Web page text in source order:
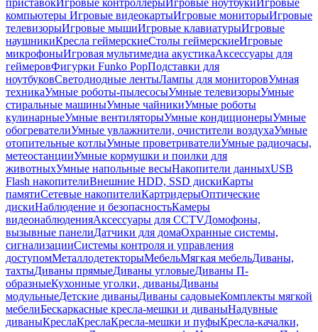
приставокИгровые контроллерыИгровые ноутбукиИгровые
компьютеры Игровые видеокартыИгровые мониторыИгровые
телевизорыИгровые мышиИгровые клавиатурыИгровые
наушникиКресла геймерскиеСтолы геймерскиеИгровые
микрофоныИгровая мультимедиа акустикаАксессуары для
геймеровФигурки Funko PopПодставки для
ноутбуковСветодиодные лентыЛампы для мониторовУмная
техникаУмные роботы-пылесосыУмные телевизорыУмные
стиральные машиныУмные чайникиУмные роботы
кулинарныеУмные вентиляторыУмные кондиционерыУмные
обогревателиУмные увлажнители, очистители воздухаУмные
отопительные котлыУмные проветривателиУмные радиочасы,
метеостанцииУмные кормушки и поилки для
животныхУмные напольные весыНакопители данныхUSB
Flash накопителиВнешние HDD, SSD дискиКарты
памятиСетевые накопителиКартридерыОптические
дискиНаблюдение и безопасностьКамеры
видеонаблюденияАксессуары для CCTVДомофоны,
вызывные панелиДатчики для домаОхранные системы,
сигнализацииСистемы контроля и управления
доступомМеталлодетекторыМебельМягкая мебельДиваны,
тахтыДиваны прямыеДиваны угловыеДиваны П-
образныеКухонные уголки, диваныДиваны
модульныеДетские диваныДиваны садовыеКомплекты мягкой
мебелиБескаркасные кресла-мешки и диваныНадувные
диваныКреслаКреслаКресла-мешки и пуфыКресла-качалки,